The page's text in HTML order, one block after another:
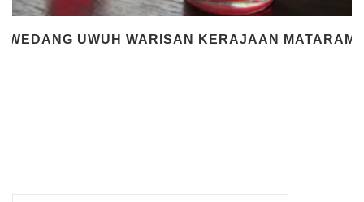
WEDANG UWUH WARISAN KERAJAAN MATARAM